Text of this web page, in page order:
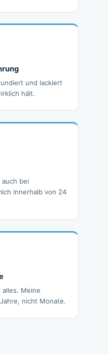
und lackiert
hält.
auch bei
innerhalb von 24
Meine
nicht Monate.